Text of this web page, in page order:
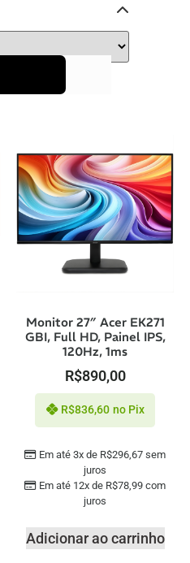
Monitor 27″ Acer EK271
GBI, Full HD, Painel IPS,
120Hz, 1ms
R$890,00
Em até 3x de R$296,67 sem
juros
Em até 12x de R$78,99 com
juros
R$836,60 no Pix
Adicionar ao carrinho